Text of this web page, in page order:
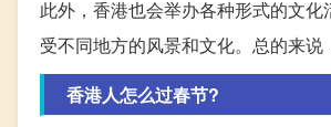
此外，香港也会举办各种形式的文
受不同地方的风景和文化。总的来
香港人怎么过春节?